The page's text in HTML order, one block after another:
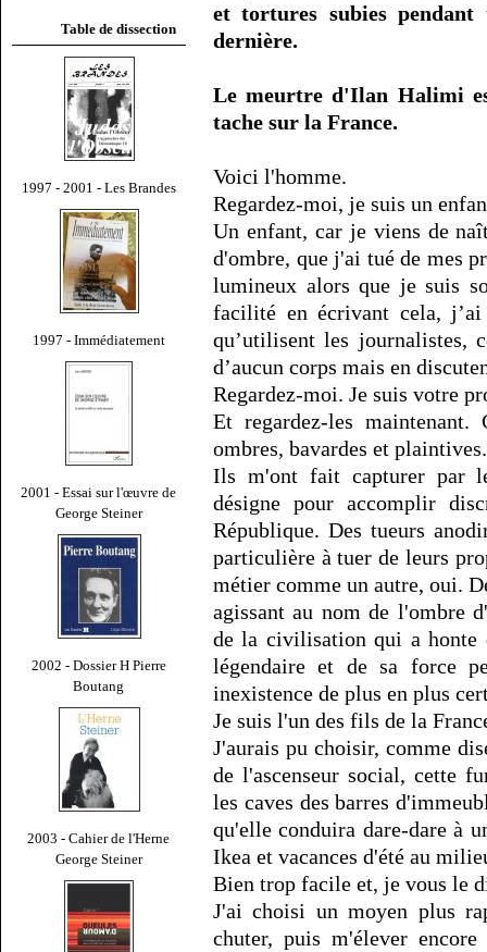
Table de dissection
1997 - 2001 - Les Brandes
1997 - Immédiatement
2001 - Essai sur l'œuvre de
George Steiner
2002 - Dossier H Pierre
Boutang
2003 - Cahier de l'Herne
George Steiner
et tortures subies pendant
dernière.
Le meurtre d'Ilan Halimi
tache sur la France.
Voici l'homme.
Regardez-moi, je suis un
Un enfant, car je viens de
d'ombre, que j'ai tué de mes
lumineux alors que je suis
facilité en écrivant cela,
qu’utilisent les journalistes,
d’aucun corps mais en
Regardez-moi. Je suis votre
Et regardez-les maintenant.
ombres, bavardes et
Ils m'ont fait capturer par
désigne pour accomplir
République. Des tueurs
particulière à tuer de leurs
métier comme un autre, oui.
agissant au nom de l'ombre
de la civilisation qui a honte
légendaire et de sa force
inexistence de plus en plus
Je suis l'un des fils de la
J'aurais pu choisir, comme
de l'ascenseur social, cette
les caves des barres
qu'elle conduira dare-dare à
Ikea et vacances d'été au
Bien trop facile et, je vous le
J'ai choisi un moyen plus
chuter, puis m'élever